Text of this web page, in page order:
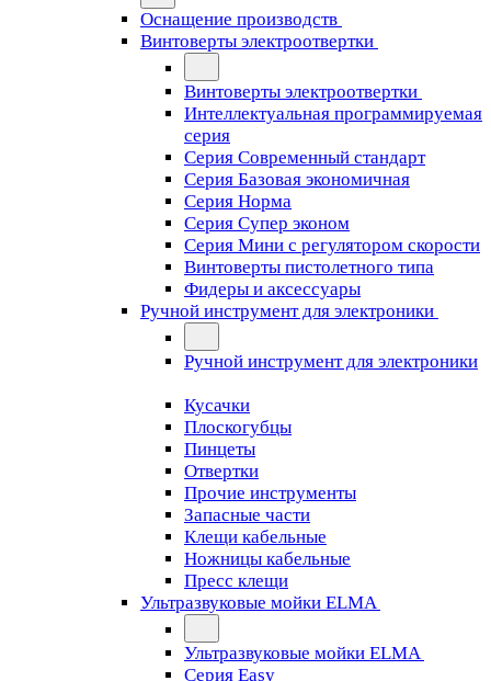
Оснащение производств
Винтоверты электроотвертки
Винтоверты электроотвертки
Интеллектуальная программируемая
серия
Серия Современный стандарт
Серия Базовая экономичная
Серия Норма
Серия Cупер эконом
Серия Мини с регулятором скорости
Винтоверты пистолетного типа
Фидеры и аксессуары
Ручной инструмент для электроники
Ручной инструмент для электроники
Кусачки
Плоскогубцы
Пинцеты
Отвертки
Прочие инструменты
Запасные части
Клещи кабельные
Ножницы кабельные
Пресс клещи
Ультразвуковые мойки ELMA
Ультразвуковые мойки ELMA
Серия Easy